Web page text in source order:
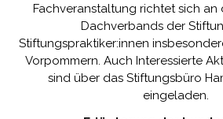
Fachveranstaltung richtet sich an
Dachverbands der
Stiftungspraktiker:innen
Vorpommern. Auch Interessierte
sind über das Stiftungsbüro
eingeladen.